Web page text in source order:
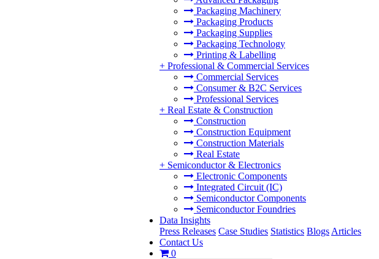
Packaging Machinery
Packaging Products
Packaging Supplies
Packaging Technology
Printing & Labelling
+ Professional & Commercial Services
Commercial Services
Consumer & B2C Services
Professional Services
+ Real Estate & Construction
Construction
Construction Equipment
Construction Materials
Real Estate
+ Semiconductor & Electronics
Electronic Components
Integrated Circuit (IC)
Semiconductor Components
Semiconductor Foundries
Data Insights
Press Releases Case Studies Statistics Blogs Articles
Contact Us
0